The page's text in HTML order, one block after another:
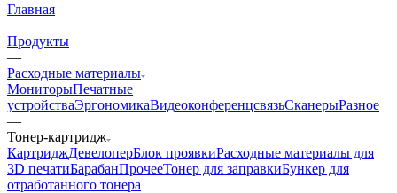
Главная
—
Продукты
—
Расходные материалы
МониторыПечатные
устройстваЭргономикаВидеоконференцсвязьСканерыРазное
—
Тонер-картридж
КартриджДевелоперБлок проявкиРасходные материалы для
3D печатиБарабанПрочееТонер для заправкиБункер для
отработанного тонера